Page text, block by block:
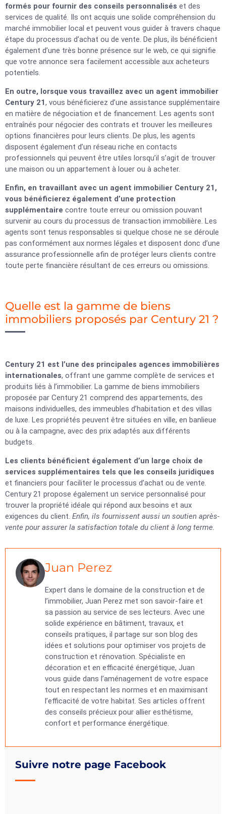
Suivre notre page Facebook
formés pour fournir des conseils personnalisés et des
services de qualité. Ils ont acquis une solide compréhension du
marché immobilier local et peuvent vous guider à travers chaque
étape du processus d’achat ou de vente. De plus, ils bénéficient
également d’une très bonne présence sur le web, ce qui signifie
que votre annonce sera facilement accessible aux acheteurs
potentiels.
En outre, lorsque vous travaillez avec un agent immobilier
Century 21, vous bénéficierez d’une assistance supplémentaire
en matière de négociation et de financement. Les agents sont
entraînés pour négocier des contrats et trouver les meilleures
options financières pour leurs clients. De plus, les agents
disposent également d’un réseau riche en contacts
professionnels qui peuvent être utiles lorsqu’il s’agit de trouver
une maison ou un appartement à louer ou à acheter.
Enfin, en travaillant avec un agent immobilier Century 21,
vous bénéficierez également d’une protection
supplémentaire contre toute erreur ou omission pouvant
survenir au cours du processus de transaction immobilière. Les
agents sont tenus responsables si quelque chose ne se déroule
pas conformément aux normes légales et disposent donc d’une
assurance professionnelle afin de protéger leurs clients contre
toute perte financière résultant de ces erreurs ou omissions.
Quelle est la gamme de biens
immobiliers proposés par Century 21 ?
Century 21 est l’une des principales agences immobilières
internationales, offrant une gamme complète de services et
produits liés à l’immobilier. La gamme de biens immobiliers
proposée par Century 21 comprend des appartements, des
maisons individuelles, des immeubles d’habitation et des villas
de luxe. Les propriétés peuvent être situées en ville, en banlieue
ou à la campagne, avec des prix adaptés aux différents
budgets.
Les clients bénéficient également d’un large choix de
services supplémentaires tels que les conseils juridiques
et financiers pour faciliter le processus d’achat ou de vente.
Century 21 propose également un service personnalisé pour
trouver la propriété idéale qui répond aux besoins et aux
exigences du client. Enfin, ils fournissent aussi un soutien après-
vente pour assurer la satisfaction totale du client à long terme.
Juan Perez
Expert dans le domaine de la construction et de
l’immobilier, Juan Perez met son savoir-faire et
sa passion au service de ses lecteurs. Avec une
solide expérience en bâtiment, travaux, et
conseils pratiques, il partage sur son blog des
idées et solutions pour optimiser vos projets de
construction et rénovation. Spécialiste en
décoration et en efficacité énergétique, Juan
vous guide dans l’aménagement de votre espace
tout en respectant les normes et en maximisant
l’efficacité de votre habitat. Ses articles offrent
des conseils précieux pour allier esthétisme,
confort et performance énergétique.